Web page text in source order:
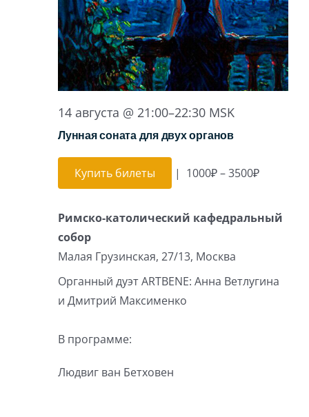
14 августа @ 21:00–22:30 MSK
Лунная соната для двух органов
Купить билеты | 1000₽ – 3500₽
Римско-католический кафедральный
собор
Малая Грузинская, 27/13, Москва
Органный дуэт ARTBENE: Анна Ветлугина
и Дмитрий Максименко
В программе:
Людвиг ван Бетховен